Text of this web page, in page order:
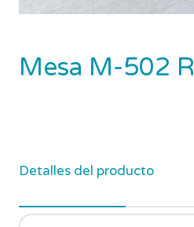
Mesa M-502 R
Detalles del producto